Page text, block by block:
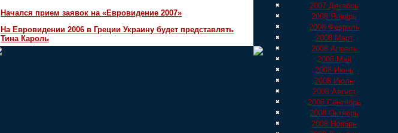
Начался прием заявок на «Евровидение 2007»
На Евровидении 2006 в Греции Украину будет представлять
Тина Кароль
2007 Декабрь
2008 Январь
2008 Февраль
2008 Март
2008 Апрель
2008 Май
2008 Июнь
2008 Июль
2008 Август
2008 Сентябрь
2008 Октябрь
2008 Ноябрь